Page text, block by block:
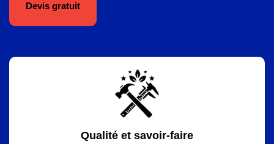
Devis gratuit
Qualité et savoir-faire